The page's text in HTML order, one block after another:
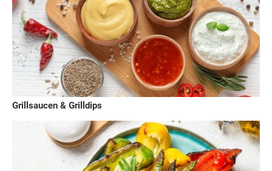
Grillsaucen & Grilldips